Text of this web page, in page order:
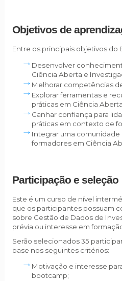
Objetivos de
Entre os principais objetivos do
Desenvolver
Ciência Aberta e
Melhorar competências
Explorar ferramentas e
práticas em Ciência
Ganhar confiança para
práticas em contexto de
Integrar uma
formadores em Ciência
Participação e seleção
Este é um curso de nível
que os participantes possuam
sobre Gestão de Dados de
prévia ou interesse em
Serão selecionados 35
base nos seguintes critérios:
Motivação e interesse
bootcamp;